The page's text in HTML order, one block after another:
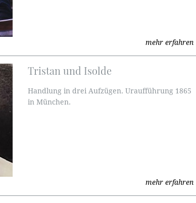
mehr erfahren
Tristan und Isolde
Handlung in drei Aufzügen. Uraufführung 1865
in München.
mehr erfahren